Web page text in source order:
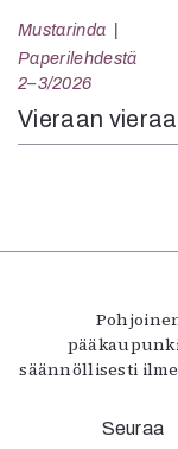
Mustarinda
Paperilehdestä
2–3/2026
Vieraan
säännöllisesti
Seuraa